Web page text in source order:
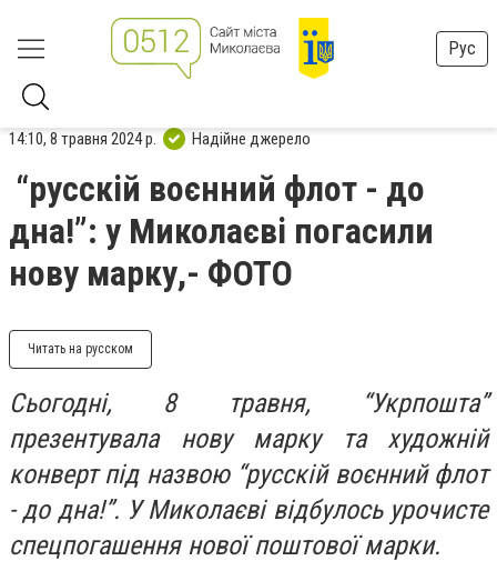
Рус
14:10, 8 травня 2024 р. Надійне джерело
“русскій воєнний флот - до
дна!”: у Миколаєві погасили
нову марку,- ФОТО
Читать на русском
Сьогодні, 8 травня, “Укрпошта”
презентувала нову марку та художній
конверт під назвою “русскій воєнний флот
- до дна!”. У Миколаєві відбулось урочисте
спецпогашення нової поштової марки.